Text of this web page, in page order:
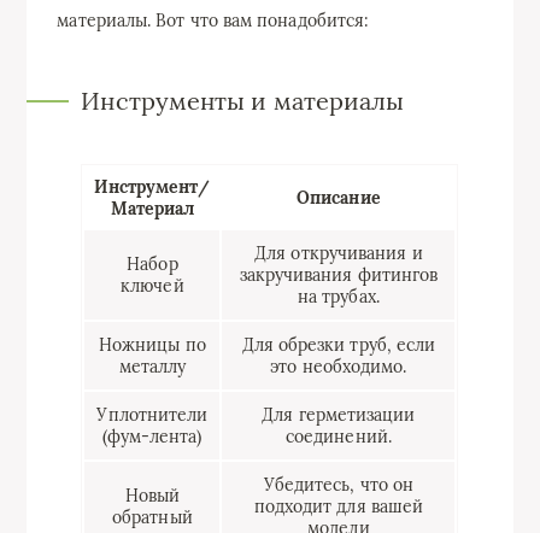
материалы. Вот что вам понадобится:
Инструменты и материалы
Инструмент/
Материал
Описание
Набор
ключей
Для откручивания и
закручивания фитингов
на трубах.
Ножницы по
металлу
Для обрезки труб, если
это необходимо.
Уплотнители
(фум-лента)
Для герметизации
соединений.
Новый
обратный
Убедитесь, что он
подходит для вашей
модели